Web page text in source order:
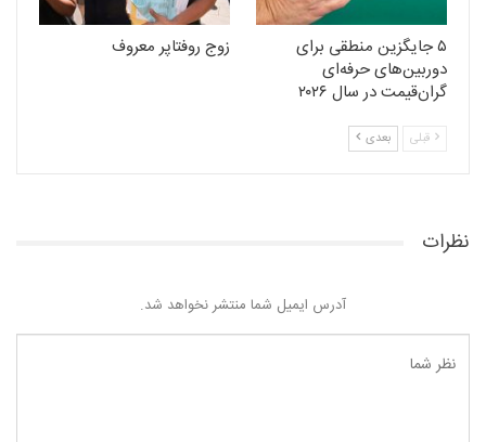
۵ جایگزین منطقی برای
دوربین‌های حرفه‌ای
گران‌قیمت در سال ۲۰۲۶
زوج روفتاپر معروف
قبلی بعدی
نظرات
آدرس ایمیل شما منتشر نخواهد شد.